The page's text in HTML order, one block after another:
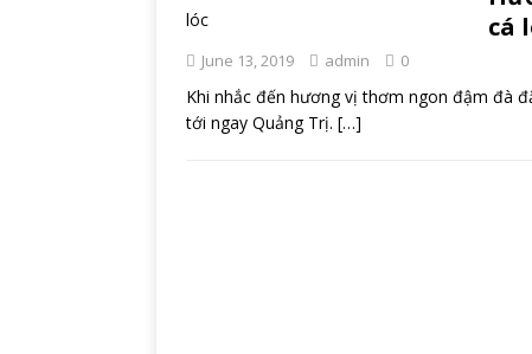
cá
June 13, 2019 admin 0
Khi nhắc đến hương vị thơm ngon đậm đà
tới ngay Quảng Trị. […]